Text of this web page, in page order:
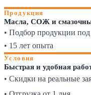
Продукция
Масла, СОЖ и
• Подбор продукции под
• 15 лет опыта
Условия
Быстрая и удобная
• Скидки на реальные